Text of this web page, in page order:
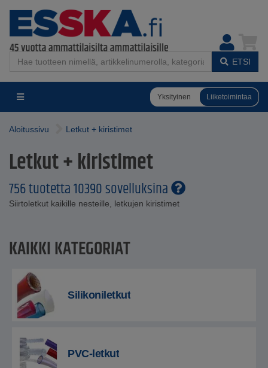
ETSI
Yksityinen Liiketoimintaa
Aloitussivu Letkut + kiristimet
Letkut + kiristimet
756 tuotetta 10390 sovelluksina
Siirtoletkut kaikille nesteille, letkujen kiristimet
KAIKKI KATEGORIAT
Silikoniletkut
PVC-letkut